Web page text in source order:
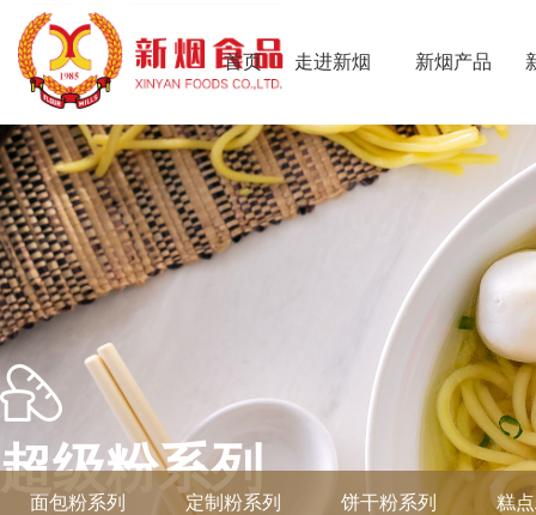
首页 走进新烟 新烟产品
超级粉系列
面包粉系列 定制粉系列 饼干粉系列 糕